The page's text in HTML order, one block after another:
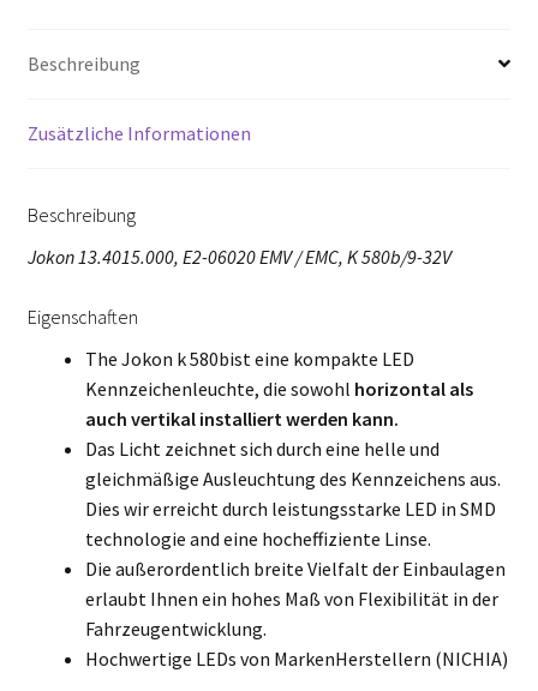
Beschreibung
Zusätzliche Informationen
Beschreibung
Jokon 13.4015.000, E2-06020 EMV / EMC, K 580b/9-32V
Eigenschaften
The Jokon k 580bist eine kompakte LED
Kennzeichenleuchte, die sowohl horizontal als
auch vertikal installiert werden kann.
Das Licht zeichnet sich durch eine helle und
gleichmäßige Ausleuchtung des Kennzeichens aus.
Dies wir erreicht durch leistungsstarke LED in SMD
technologie and eine hocheffiziente Linse.
Die außerordentlich breite Vielfalt der Einbaulagen
erlaubt Ihnen ein hohes Maß von Flexibilität in der
Fahrzeugentwicklung.
Hochwertige LEDs von MarkenHerstellern (NICHIA)